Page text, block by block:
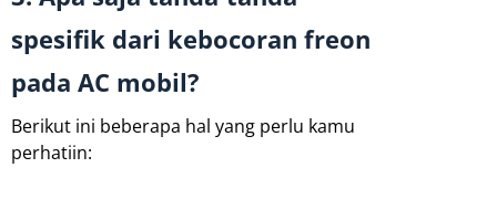
spesifik dari kebocoran freon
pada AC mobil?
Berikut ini beberapa hal yang perlu kamu
perhatiin: